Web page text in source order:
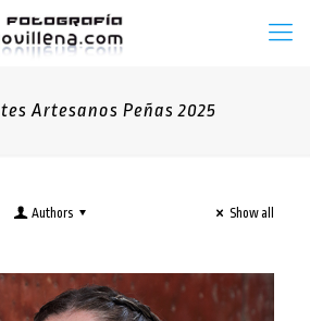
Artesanos Peñas 2025
Authors Show all